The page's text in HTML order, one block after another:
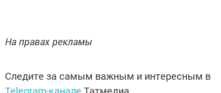
На правах рекламы
Следите за самым важным и интересным в